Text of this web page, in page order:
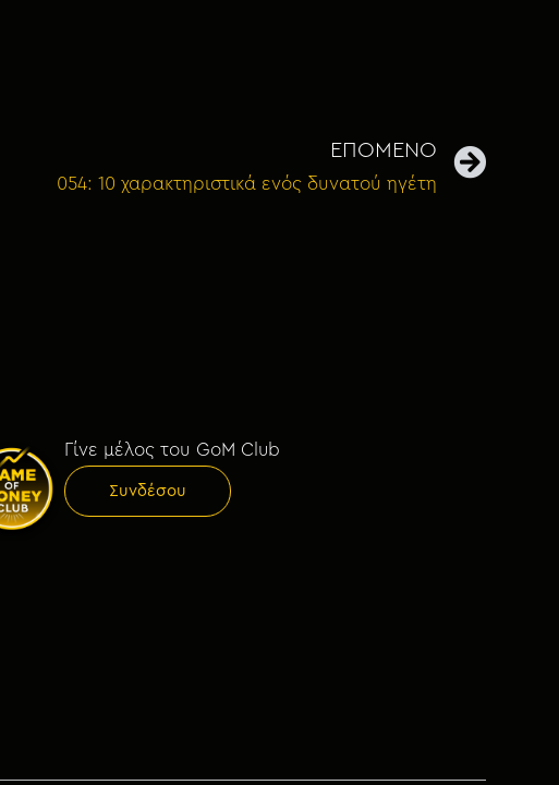
ΕΠΟΜΕΝΟ
054: 10 χαρακτηριστικά ενός δυνατού ηγέτη
Γίνε μέλος του GoM Club
Συνδέσου